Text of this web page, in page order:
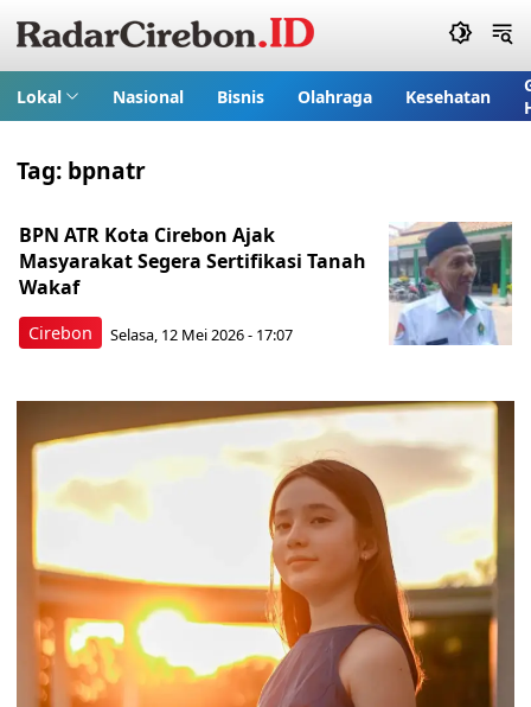
Lokal Nasional Bisnis Olahraga Kesehatan
Tag: bpnatr
Cirebon
BPN ATR Kota Cirebon Ajak
Masyarakat Segera Sertifikasi Tanah
Wakaf
Selasa, 12 Mei 2026 - 17:07